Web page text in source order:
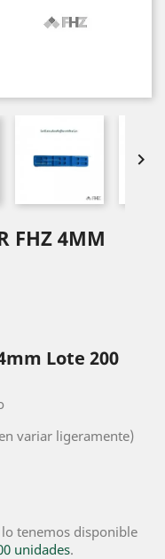

FHZ 4MM
Lote 200
variar ligeramente)
tenemos disponible
unidades.